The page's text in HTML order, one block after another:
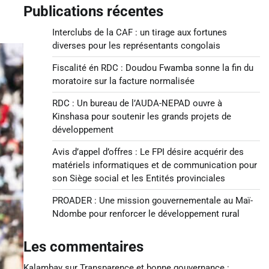
Publications récentes
Interclubs de la CAF : un tirage aux fortunes
diverses pour les représentants congolais
Fiscalité én RDC : Doudou Fwamba sonne la fin du
moratoire sur la facture normalisée
RDC : Un bureau de l’AUDA-NEPAD ouvre à
Kinshasa pour soutenir les grands projets de
développement
Avis d’appel d’offres : Le FPI désire acquérir des
matériels informatiques et de communication pour
son Siège social et les Entités provinciales
PROADER : Une mission gouvernementale au Maï-
Ndombe pour renforcer le développement rural
Les commentaires